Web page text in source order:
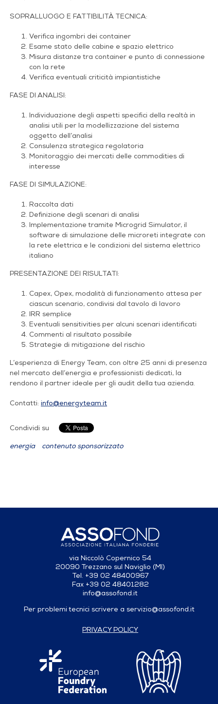
SOPRALLUOGO E FATTIBILITÀ TECNICA:
Verifica ingombri dei container
Esame stato delle cabine e spazio elettrico
Misura distanze tra container e punto di connessione
con la rete
Verifica eventuali criticità impiantistiche
FASE DI ANALISI:
Individuazione degli aspetti specifici della realtà in
analisi utili per la modellizzazione del sistema
oggetto dell’analisi
Consulenza strategica regolatoria
Monitoraggio dei mercati delle commodities di
interesse
FASE DI SIMULAZIONE:
Raccolta dati
Definizione degli scenari di analisi
Implementazione tramite Microgrid Simulator, il
software di simulazione delle microreti integrate con
la rete elettrica e le condizioni del sistema elettrico
italiano
PRESENTAZIONE DEI RISULTATI:
Capex, Opex, modalità di funzionamento attesa per
ciascun scenario, condivisi dal tavolo di lavoro
IRR semplice
Eventuali sensitivities per alcuni scenari identificati
Commenti al risultato possibile
Strategie di mitigazione del rischio
L’esperienza di Energy Team, con oltre 25 anni di presenza
nel mercato dell’energia e professionisti dedicati, la
rendono il partner ideale per gli audit della tua azienda.
Contatti: info@energyteam.it
Condividi su
energia contenuto sponsorizzato
via Niccolò Copernico 54
20090 Trezzano sul Naviglio (MI)
Tel. +39 02 48400967
Fax +39 02 48401282
info@assofond.it
Per problemi tecnici scrivere a servizio@assofond.it
PRIVACY POLICY